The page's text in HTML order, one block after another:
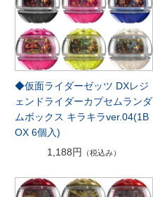
◆仮面ライダーゼッツ DXレジ
ェンドライダーカプセムランダ
ムボックス キラキラver.04(1B
OX 6個入)
1,188円 （税込み）